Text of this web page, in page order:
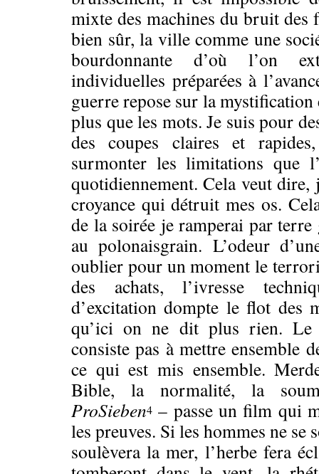
mixte des machines du bruit
bien sûr, la ville comme une
bourdonnante d’où l’on
individuelles préparées à
guerre repose sur la
plus que les mots. Je suis pour
des coupes claires et
surmonter les limitations que
quotidiennement. Cela veut dire,
croyance qui détruit mes os.
de la soirée je ramperai par terre
au polonaisgrain. L’odeur
oublier pour un moment le
des achats, l’ivresse
d’excitation dompte le flot des
qu’ici on ne dit plus rien. Le
consiste pas à mettre ensemble
ce qui est mis ensemble.
Bible, la normalité, la
ProSieben4 – passe un film qui
les preuves. Si les hommes ne se
soulèvera la mer, l’herbe fera